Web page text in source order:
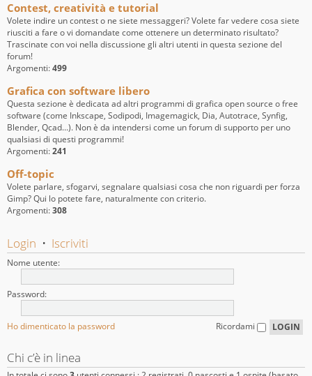
Contest, creatività e tutorial
Volete indire un contest o ne siete messaggeri? Volete far vedere cosa siete
riusciti a fare o vi domandate come ottenere un determinato risultato?
Trascinate con voi nella discussione gli altri utenti in questa sezione del
forum!
Argomenti:499
Grafica con software libero
Questa sezione è dedicata ad altri programmi di grafica open source o free
software (come Inkscape, Sodipodi, Imagemagick, Dia, Autotrace, Synfig,
Blender, Qcad...). Non è da intendersi come un forum di supporto per uno
qualsiasi di questi programmi!
Argomenti:241
Off-topic
Volete parlare, sfogarvi, segnalare qualsiasi cosa che non riguardi per forza
Gimp? Qui lo potete fare, naturalmente con criterio.
Argomenti:308
Login • Iscriviti
Nome utente:
Password:
Ho dimenticato la password Ricordami
Chi c’è in linea